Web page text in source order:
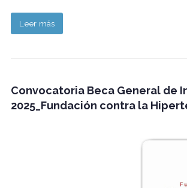
Leer más
Convocatoria Beca General de
2025_Fundación contra la